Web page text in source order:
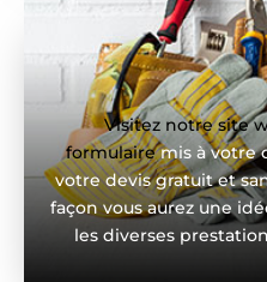
Visitez notre site
formulairemis à votre
votre devis gratuit et
façon vous aurez une
les diverses